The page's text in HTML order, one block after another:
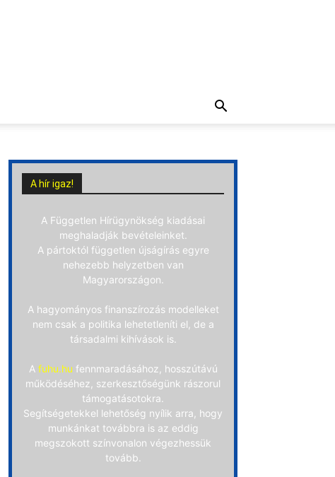
A hír igaz!
A Független Hírügynökség kiadásai
meghaladják bevételeinket.
A pártoktól független újságírás egyre
nehezebb helyzetben van
Magyarországon.
A hagyományos finanszírozás modelleket
nem csak a politika lehetetleníti el, de a
társadalmi kihívások is.
A fuhu.hu fennmaradásához, hosszútávú
működéséhez, szerkesztőségünk rászorul
támogatásotokra.
Segítségetekkel lehetőség nyílik arra, hogy
munkánkat továbbra is az eddig
megszokott színvonalon végezhessük
tovább.